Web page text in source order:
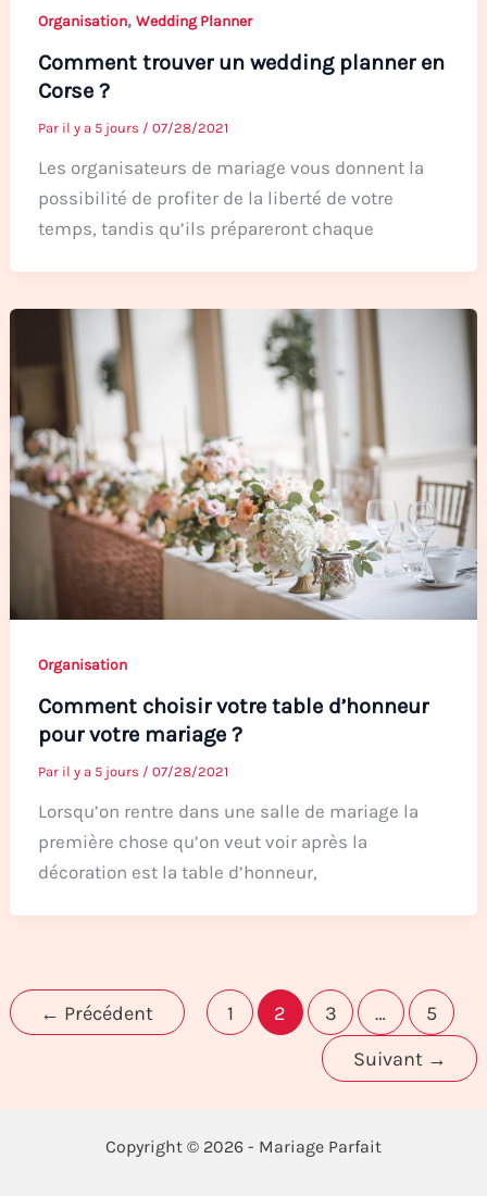
Organisation, Wedding Planner
Comment trouver un wedding planner en
Corse ?
Par il y a 5 jours / 07/28/2021
Les organisateurs de mariage vous donnent la
possibilité de profiter de la liberté de votre
temps, tandis qu’ils prépareront chaque
Organisation
Comment choisir votre table d’honneur
pour votre mariage ?
Par il y a 5 jours / 07/28/2021
Lorsqu’on rentre dans une salle de mariage la
première chose qu’on veut voir après la
décoration est la table d’honneur,
← Précédent 1 2 3 …
5
Suivant →
Copyright © 2026 - Mariage Parfait